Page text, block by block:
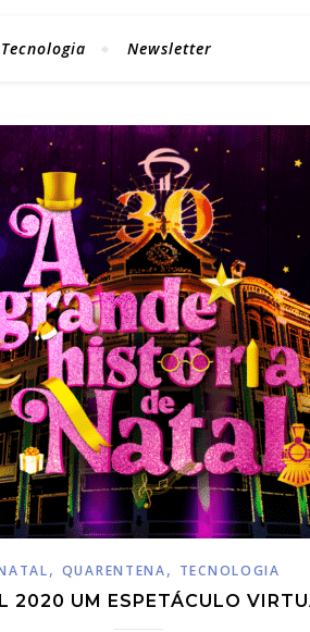
Tecnologia Newsletter
, QUARENTENA, TECNOLOGIA
2020 UM ESPETÁCULO